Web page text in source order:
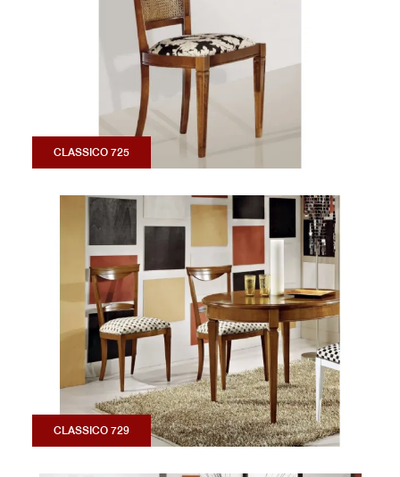
CLASSICO 725
CLASSICO 729